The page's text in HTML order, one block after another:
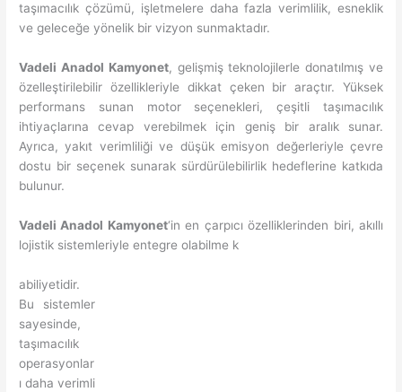
taşımacılık çözümü, işletmelere daha fazla verimlilik, esneklik
ve geleceğe yönelik bir vizyon sunmaktadır.
Vadeli Anadol Kamyonet, gelişmiş teknolojilerle donatılmış ve
özelleştirilebilir özellikleriyle dikkat çeken bir araçtır. Yüksek
performans sunan motor seçenekleri, çeşitli taşımacılık
ihtiyaçlarına cevap verebilmek için geniş bir aralık sunar.
Ayrıca, yakıt verimliliği ve düşük emisyon değerleriyle çevre
dostu bir seçenek sunarak sürdürülebilirlik hedeflerine katkıda
bulunur.
Vadeli Anadol Kamyonet‘in en çarpıcı özelliklerinden biri, akıllı
lojistik sistemleriyle entegre olabilme k
abiliyetidir.
Bu sistemler
sayesinde,
taşımacılık
operasyonlar
ı daha verimli